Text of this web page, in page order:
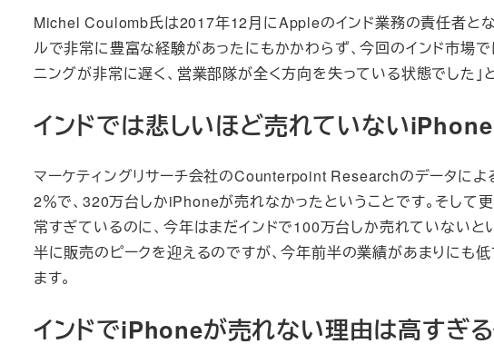
Michel Coulomb氏は2017年12月にAppleのインド業務の責任者とな
ルで非常に豊富な経験があったにもかかわらず、今回のインド市場
ニングが非常に遅く、営業部隊が全く方向を失っている状態でした
インドでは悲しいほど売れていないiPhone
マーケティングリサーチ会社のCounterpoint Researchのデータに
2％で、320万台しかiPhoneが売れなかったということです。そし
常すぎているのに、今年はまだインドで100万台しか売れていない
半に販売のピークを迎えるのですが、今年前半の業績があまりにも
ます。
インドでiPhoneが売れない理由は高すぎ